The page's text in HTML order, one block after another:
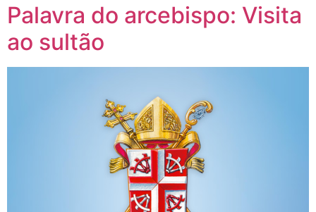
Palavra do arcebispo: Visita
ao sultão